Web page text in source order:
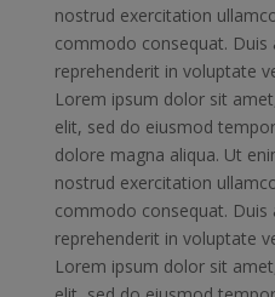
nostrud exercitation
commodo consequat. Duis
reprehenderit in voluptate
Lorem ipsum dolor sit
elit, sed do eiusmod
dolore magna aliqua. Ut
nostrud exercitation
commodo consequat. Duis
reprehenderit in voluptate
Lorem ipsum dolor sit